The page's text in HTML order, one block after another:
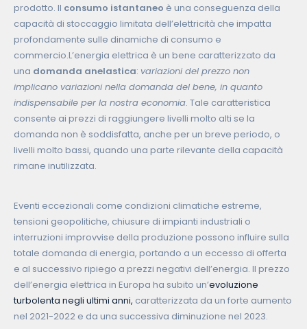
prodotto. Il consumo istantaneo è una conseguenza della
capacità di stoccaggio limitata dell’elettricità che impatta
profondamente sulle dinamiche di consumo e
commercio.L’energia elettrica è un bene caratterizzato da
una domanda anelastica: variazioni del prezzo non
implicano variazioni nella domanda del bene, in quanto
indispensabile per la nostra economia. Tale caratteristica
consente ai prezzi di raggiungere livelli molto alti se la
domanda non è soddisfatta, anche per un breve periodo, o
livelli molto bassi, quando una parte rilevante della capacità
rimane inutilizzata.
Eventi eccezionali come condizioni climatiche estreme,
tensioni geopolitiche, chiusure di impianti industriali o
interruzioni improvvise della produzione possono influire sulla
totale domanda di energia, portando a un eccesso di offerta
e al successivo ripiego a prezzi negativi dell’energia. Il prezzo
dell’energia elettrica in Europa ha subito un’evoluzione
turbolenta negli ultimi anni, caratterizzata da un forte aumento
nel 2021-2022 e da una successiva diminuzione nel 2023.